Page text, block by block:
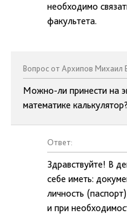
необходимо
факультета.
Вопрос от Архипов Михаил
Можно-ли принести на
математике калькулятор?
Ответ:
Здравствуйте! В
себе иметь:
личность
и при